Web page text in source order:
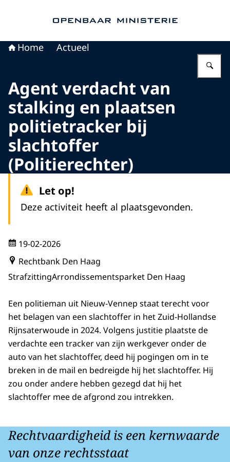
Home Actueel
Agent verdacht van
stalking en plaatsen
politietracker bij
slachtoffer
(Politierechter)
Let op!
Deze activiteit heeft al plaatsgevonden.
19-02-2026
Rechtbank Den Haag
StrafzittingArrondissementsparket Den Haag
Een politieman uit Nieuw-Vennep staat terecht voor
het belagen van een slachtoffer in het Zuid-Hollandse
Rijnsaterwoude in 2024. Volgens justitie plaatste de
verdachte een tracker van zijn werkgever onder de
auto van het slachtoffer, deed hij pogingen om in te
breken in de mail en bedreigde hij het slachtoffer. Hij
zou onder andere hebben gezegd dat hij het
slachtoffer mee de afgrond zou intrekken.
Rechtvaardigheid is een kernwaarde
van onze rechtsstaat